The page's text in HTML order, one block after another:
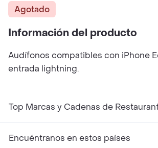
Agotado
Información del producto
Audífonos compatibles con iPhone
entrada lightning.
Top Marcas y Cadenas de
Encuéntranos en estos países